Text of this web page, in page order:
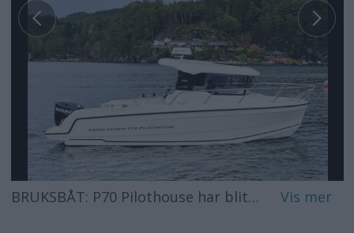
Arkiv
Video
Logg inn
BRUKSBÅT: P70 Pilothouse har blitt en gjennomarbeidet, praktisk fiske- og transportbåt med gode sjøgenskaper.